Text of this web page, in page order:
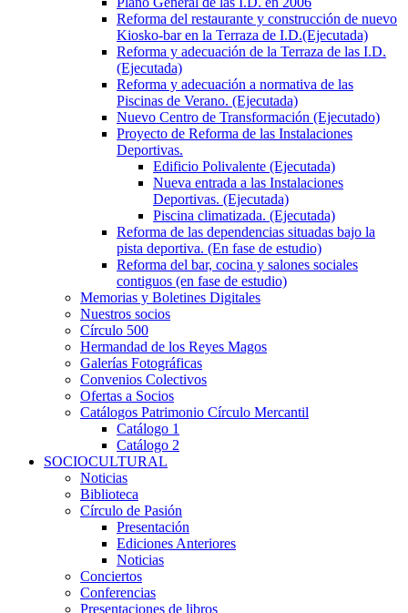
Reforma del restaurante y construcción de nuevo
Kiosko-bar en la Terraza de I.D.(Ejecutada)
Reforma y adecuación de la Terraza de las I.D.
(Ejecutada)
Reforma y adecuación a normativa de las
Piscinas de Verano. (Ejecutada)
Nuevo Centro de Transformación (Ejecutado)
Proyecto de Reforma de las Instalaciones
Deportivas.
Edificio Polivalente (Ejecutada)
Nueva entrada a las Instalaciones
Deportivas. (Ejecutada)
Piscina climatizada. (Ejecutada)
Reforma de las dependencias situadas bajo la
pista deportiva. (En fase de estudio)
Reforma del bar, cocina y salones sociales
contiguos (en fase de estudio)
Memorias y Boletines Digitales
Nuestros socios
Círculo 500
Hermandad de los Reyes Magos
Galerías Fotográficas
Convenios Colectivos
Ofertas a Socios
Catálogos Patrimonio Círculo Mercantil
Catálogo 1
Catálogo 2
SOCIOCULTURAL
Noticias
Biblioteca
Círculo de Pasión
Presentación
Ediciones Anteriores
Noticias
Conciertos
Conferencias
Presentaciones de libros